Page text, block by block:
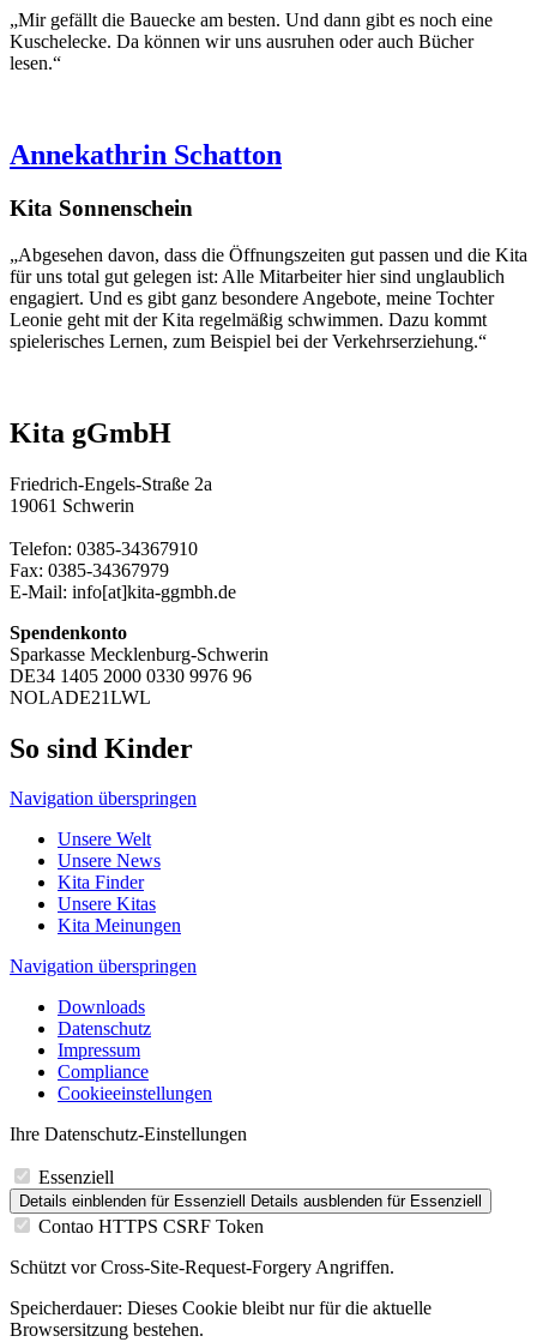
„Mir gefällt die Bauecke am besten. Und dann gibt es noch eine
Kuschelecke. Da können wir uns ausruhen oder auch Bücher
lesen.“
Annekathrin Schatton
Kita Sonnenschein
„Abgesehen davon, dass die Öffnungszeiten gut passen und die Kita
für uns total gut gelegen ist: Alle Mitarbeiter hier sind unglaublich
engagiert. Und es gibt ganz besondere Angebote, meine Tochter
Leonie geht mit der Kita regelmäßig schwimmen. Dazu kommt
spielerisches Lernen, zum Beispiel bei der Verkehrserziehung.“
Kita gGmbH
Friedrich-Engels-Straße 2a
19061 Schwerin
Telefon: 0385-34367910
Fax: 0385-34367979
E-Mail: info[at]kita-ggmbh.de
Spendenkonto
Sparkasse Mecklenburg-Schwerin
DE34 1405 2000 0330 9976 96
NOLADE21LWL
So sind Kinder
Navigation überspringen
Unsere Welt
Unsere News
Kita Finder
Unsere Kitas
Kita Meinungen
Navigation überspringen
Downloads
Datenschutz
Impressum
Compliance
Cookieeinstellungen
Ihre Datenschutz-Einstellungen
Essenziell
Details einblenden für Essenziell Details ausblenden für Essenziell
Contao HTTPS CSRF Token
Schützt vor Cross-Site-Request-Forgery Angriffen.
Speicherdauer: Dieses Cookie bleibt nur für die aktuelle
Browsersitzung bestehen.